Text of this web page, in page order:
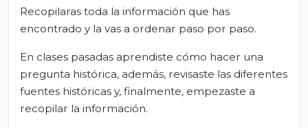
Recopilaras toda la información que has
encontrado y la vas a ordenar paso por paso.
En clases pasadas aprendiste cómo hacer una
pregunta histórica, además, revisaste las diferentes
fuentes históricas y, finalmente, empezaste a
recopilar la información.